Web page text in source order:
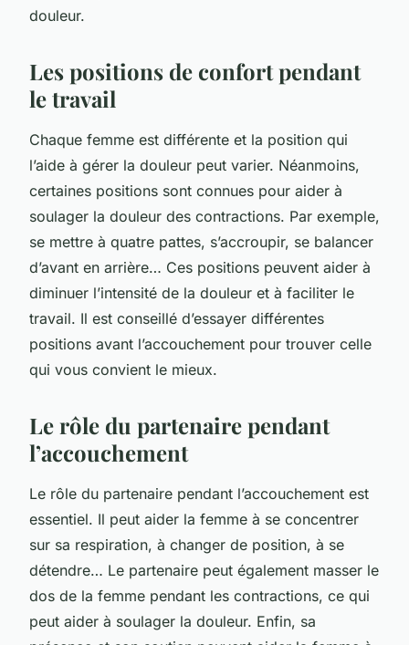
douleur.
Les positions de confort pendant
le travail
Chaque femme est différente et la position qui
l’aide à gérer la douleur peut varier. Néanmoins,
certaines positions sont connues pour aider à
soulager la douleur des contractions. Par exemple,
se mettre à quatre pattes, s’accroupir, se balancer
d’avant en arrière… Ces positions peuvent aider à
diminuer l’intensité de la douleur et à faciliter le
travail. Il est conseillé d’essayer différentes
positions avant l’accouchement pour trouver celle
qui vous convient le mieux.
Le rôle du partenaire pendant
l’accouchement
Le rôle du partenaire pendant l’accouchement est
essentiel. Il peut aider la femme à se concentrer
sur sa respiration, à changer de position, à se
détendre… Le partenaire peut également masser le
dos de la femme pendant les contractions, ce qui
peut aider à soulager la douleur. Enfin, sa